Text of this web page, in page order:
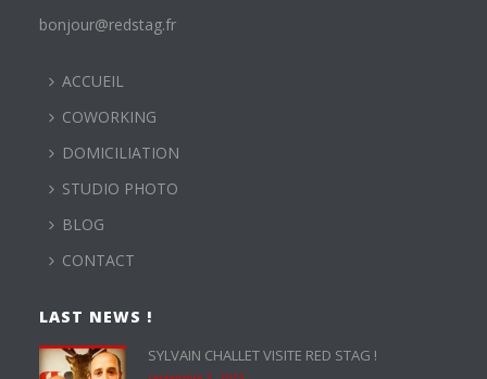
bonjour@redstag.fr
ACCUEIL
COWORKING
DOMICILIATION
STUDIO PHOTO
BLOG
CONTACT
LAST NEWS !
SYLVAIN CHALLET VISITE RED STAG !